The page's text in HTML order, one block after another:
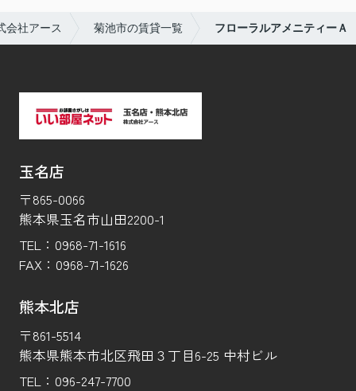
会社アース 菊池市の賃貸一覧 フローラルアメニティーＡ
玉名店
〒865-0066
熊本県玉名市山田2200-1
TEL： 0968-71-1616
FAX： 0968-71-1626
熊本北店
〒861-5514
熊本県熊本市北区飛田３丁目6-25 中村ビル
TEL： 096-247-7700